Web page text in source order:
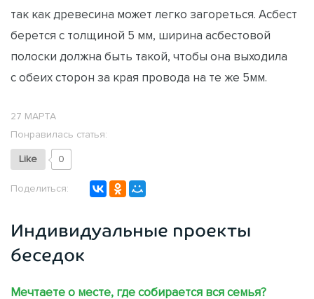
так как древесина может легко загореться. Асбест
берется с толщиной 5 мм, ширина асбестовой
полоски должна быть такой, чтобы она выходила
с обеих сторон за края провода на те же 5мм.
27 МАРТА
Понравилась статья:
Like 0
Поделиться:
Индивидуальные проекты
беседок
Мечтаете о месте, где собирается вся семья?